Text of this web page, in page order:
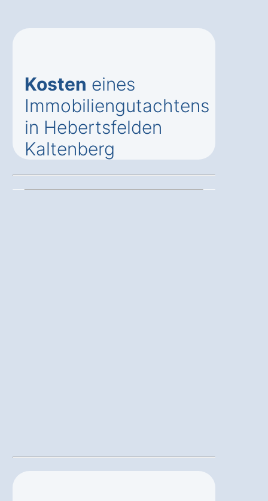
Kosten eines
Immobiliengutachtens
in Hebertsfelden
Kaltenberg